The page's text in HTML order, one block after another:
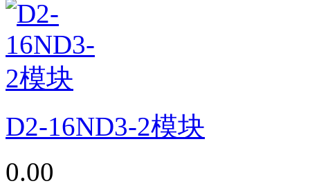
D2-16ND3-2模块
0.00